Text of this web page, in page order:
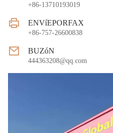
+86-13710193019
ENVíEPORFAX
+86-757-26600838
BUZóN
444363208@qq.com